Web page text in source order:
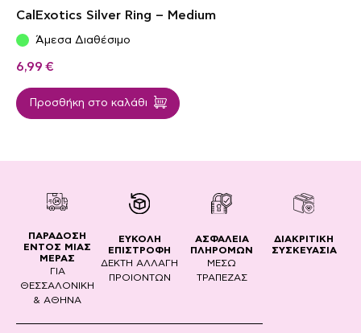
CalExotics Silver Ring – Medium
Άμεσα Διαθέσιμο
6,99 €
Προσθήκη στο καλάθι
ΠΑΡΑΔΟΣΗ
ΕΝΤΟΣ ΜΙΑΣ
ΜΕΡΑΣ
ΓΙΑ
ΘΕΣΣΑΛΟΝΙΚΗ
& ΑΘΗΝΑ
ΕΥΚΟΛΗ
ΕΠΙΣΤΡΟΦΗ
ΔΕΚΤΗ ΑΛΛΑΓΗ
ΠΡΟΙΟΝΤΩΝ
ΑΣΦΑΛΕΙΑ
ΠΛΗΡΟΜΩΝ
ΜΕΣΩ
ΤΡΑΠΕΖΑΣ
ΔΙΑΚΡΙΤΙΚΗ
ΣΥΣΚΕΥΑΣΙΑ